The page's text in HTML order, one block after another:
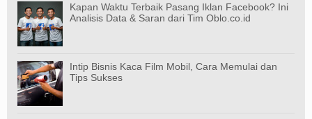
Kapan Waktu Terbaik Pasang Iklan Facebook? Ini
Analisis Data & Saran dari Tim Oblo.co.id
Intip Bisnis Kaca Film Mobil, Cara Memulai dan
Tips Sukses